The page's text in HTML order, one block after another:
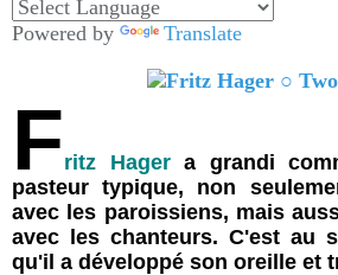
Powered by Translate
Fritz Hagera grandi
pasteur typique, non
avec les paroissiens, mais
avec les chanteurs. C'est au
qu'il a développé son oreille et